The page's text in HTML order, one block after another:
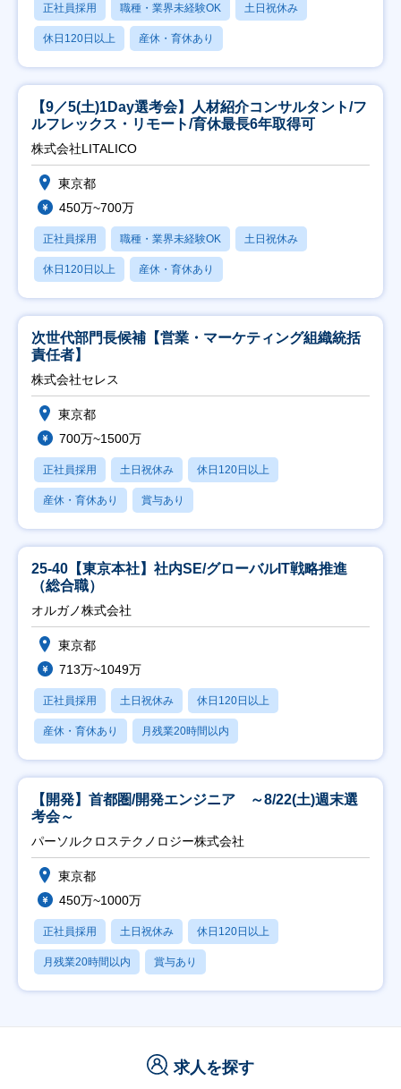
正社員採用 職種・業界未経験OK 土日祝休み
休日120日以上 産休・育休あり
【9／5(土)1Day選考会】人材紹介コンサルタント/フ
ルフレックス・リモート/育休最長6年取得可
株式会社LITALICO
東京都
450万~700万
正社員採用 職種・業界未経験OK 土日祝休み
休日120日以上 産休・育休あり
次世代部門長候補【営業・マーケティング組織統括
責任者】
株式会社セレス
東京都
700万~1500万
正社員採用 土日祝休み 休日120日以上
産休・育休あり 賞与あり
25-40【東京本社】社内SE/グローバルIT戦略推進
（総合職）
オルガノ株式会社
東京都
713万~1049万
正社員採用 土日祝休み 休日120日以上
産休・育休あり 月残業20時間以内
【開発】首都圏/開発エンジニア ～8/22(土)週末選
考会～
パーソルクロステクノロジー株式会社
東京都
450万~1000万
正社員採用 土日祝休み 休日120日以上
月残業20時間以内 賞与あり
求人を探す